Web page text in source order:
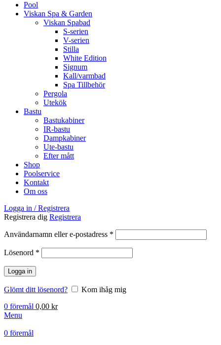
Pool
Viskan Spa & Garden
Viskan Spabad
S-serien
V-serien
Stilla
White Edition
Signum
Kall/varmbad
Spa Tillbehör
Pergola
Utekök
Bastu
Bastukabiner
IR-bastu
Dampkabiner
Ute-bastu
Efter mått
Shop
Poolservice
Kontakt
Om oss
Logga in / Registrera
Registrera dig Registrera
Användarnamn eller e-postadress *
Lösenord *
Logga in
Glömt ditt lösenord?
Kom ihåg mig
0 föremål 0,00 kr
Menu
0 föremål